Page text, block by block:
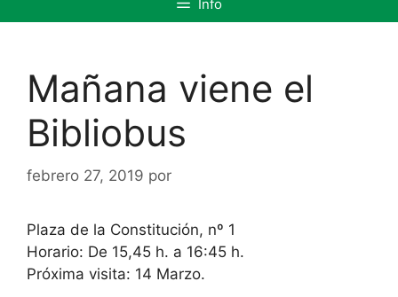
Info
Mañana viene el
Bibliobus
febrero 27, 2019 por
Plaza de la Constitución, nº 1
Horario: De 15,45 h. a 16:45 h.
Próxima visita: 14 Marzo.